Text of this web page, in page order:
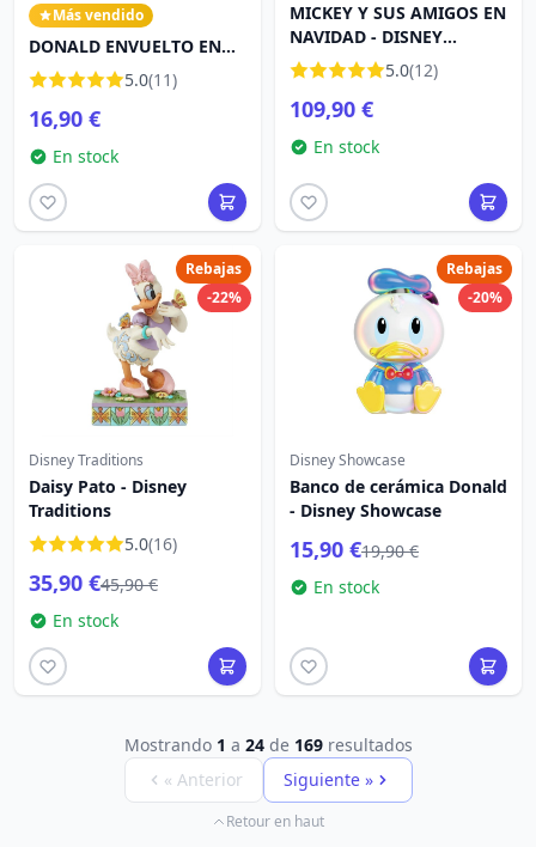
Más vendido
DONALD ENVUELTO EN
LUCES NAVIDAD HO -
DISNEY TRADITIONS
5.0(11)
16,90 €
En stock
MICKEY Y SUS AMIGOS EN
NAVIDAD - DISNEY
TRADITIONS5.0(12)
109,90 €
En stock
Rebajas
-22%
Disney Traditions
Daisy Pato - Disney
Traditions
5.0(16)
35,90 €45,90 €
En stock
Rebajas
-20%
Disney Showcase
Banco de cerámica Donald
- Disney Showcase
15,90 €19,90 €
En stock
Mostrando 1 a 24de 169resultados
« Anterior
Siguiente »
Retour en haut